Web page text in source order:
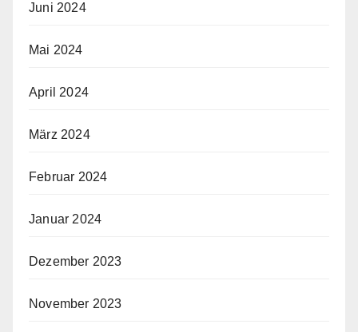
Juni 2024
Mai 2024
April 2024
März 2024
Februar 2024
Januar 2024
Dezember 2023
November 2023